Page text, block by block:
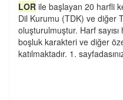
LOR ile başlayan 20 harfli
Dil Kurumu (TDK) ve diğer
oluşturulmuştur. Harf
boşluk karakteri ve diğer
katılmaktadır. 1.